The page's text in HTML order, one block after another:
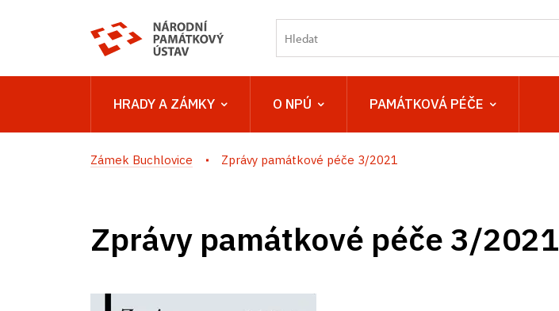
HRADY A ZÁMKY O NPÚ PAMÁTKOVÁ PÉČE
Zámek Buchlovice Zprávy památkové péče 3/2021
Zprávy památkové péče 3/2021